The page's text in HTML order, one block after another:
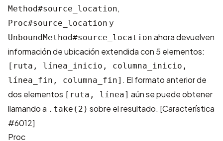
Method#source_location,
Proc#source_location y
UnboundMethod#source_location ahora devuelven
información de ubicación extendida con 5 elementos:
[ruta, línea_inicio, columna_inicio,
línea_fin, columna_fin] . El formato anterior de
dos elementos [ruta, línea] aún se puede obtener
llamando a .take(2) sobre el resultado. [Característica
#6012]
Proc